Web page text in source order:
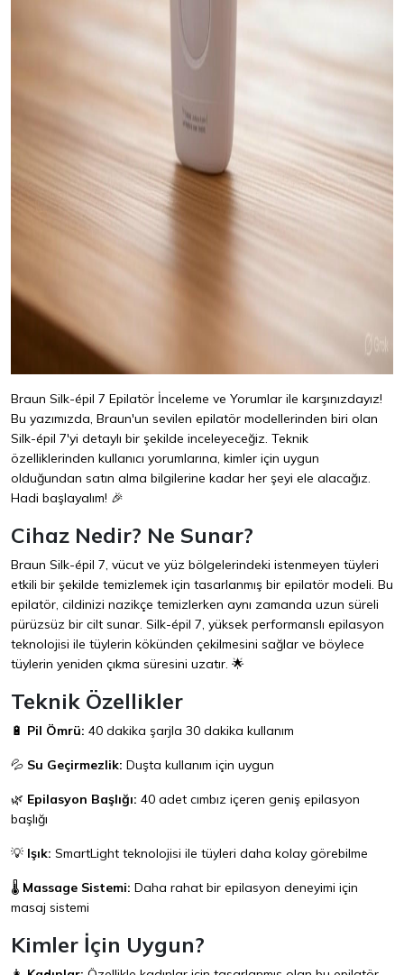
Braun Silk-épil 7 Epilatör İnceleme ve Yorumlar ile karşınızdayız!
Bu yazımızda, Braun'un sevilen epilatör modellerinden biri olan
Silk-épil 7'yi detaylı bir şekilde inceleyeceğiz. Teknik
özelliklerinden kullanıcı yorumlarına, kimler için uygun
olduğundan satın alma bilgilerine kadar her şeyi ele alacağız.
Hadi başlayalım! 🎉
Cihaz Nedir? Ne Sunar?
Braun Silk-épil 7, vücut ve yüz bölgelerindeki istenmeyen tüyleri
etkili bir şekilde temizlemek için tasarlanmış bir epilatör modeli. Bu
epilatör, cildinizi nazikçe temizlerken aynı zamanda uzun süreli
pürüzsüz bir cilt sunar. Silk-épil 7, yüksek performanslı epilasyon
teknolojisi ile tüylerin kökünden çekilmesini sağlar ve böylece
tüylerin yeniden çıkma süresini uzatır. 🌟
Teknik Özellikler
🔋 Pil Ömrü: 40 dakika şarjla 30 dakika kullanım
💦 Su Geçirmezlik: Duşta kullanım için uygun
🌿 Epilasyon Başlığı: 40 adet cımbız içeren geniş epilasyon
başlığı
💡 Işık: SmartLight teknolojisi ile tüyleri daha kolay görebilme
🌡️ Massage Sistemi: Daha rahat bir epilasyon deneyimi için
masaj sistemi
Kimler İçin Uygun?